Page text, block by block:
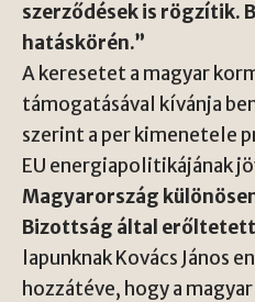
szerződések is rögzítik.
hatáskörén.”
A keresetet a magyar
támogatásával kívánja
szerint a per kimenetele
EU energiapolitikájának
Magyarország
Bizottság által
lapunknak Kovács János
hozzátéve, hogy a